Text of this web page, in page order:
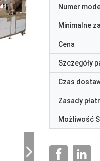
Numer
Minimalne
Cena
Szczegóły
Czas
Zasady
Możliwość